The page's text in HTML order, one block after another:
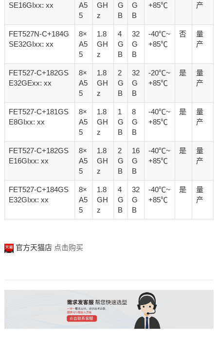
SE16GIxx: xx
A5
5
GH
z
G
B
G
B
+85℃
产
FET527N-C+184G
SE32GIxx: xx
8×
A5
5
1.8
GH
z
4
G
B
32
G
B
-40℃~
+85℃
否
量
产
FET527-C+182GS
E32GExx: xx
8×
A5
5
1.8
GH
z
2
G
B
32
G
B
-20℃~
+85℃
是
量
产
FET527-C+181GS
E8GIxx: xx
8×
A5
5
1.8
GH
z
1
G
B
8
G
B
-40℃~
+85℃
是
量
产
FET527-C+182GS
E16GIxx: xx
8×
A5
5
1.8
GH
z
2
G
B
16
G
B
-40℃~
+85℃
是
量
产
FET527-C+184GS
E32GIxx: xx
8×
A5
5
1.8
GH
z
4
G
B
32
G
B
-40℃~
+85℃
是
量
产
官方天猫店 点击购买